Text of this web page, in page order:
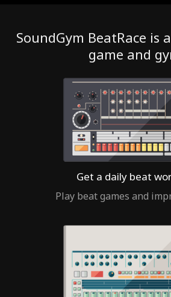
SoundGym BeatRace is
game and
Get a daily beat
Play beat games and